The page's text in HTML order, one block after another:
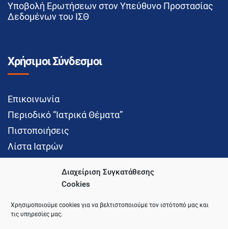
Διαχείριση Συγκατάθεσης
Cookies
Χρησιμοποιούμε cookies για να βελτιστοποιούμε τον ιστότοπό μας και
τις υπηρεσίες μας.
Υποβολή Ερωτήσεων στον Υπεύθυνο Προστασίας
Δεδομένων του ΙΣΘ
Χρήσιμοι Σύνδεσμοι
Επικοινωνία
Περιοδικό “Ιατρικά Θέματα”
Πιστοποιήσεις
Λίστα Ιατρών
Social Media